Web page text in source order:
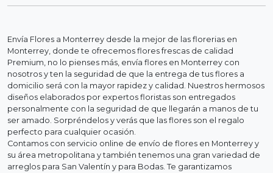
Envía Flores a Monterrey desde la mejor de las florerias en
Monterrey, donde te ofrecemos flores frescas de calidad
Premium, no lo pienses más, envía flores en Monterrey con
nosotros y ten la seguridad de que la entrega de tus flores a
domicilio será con la mayor rapidez y calidad. Nuestros hermosos
diseños elaborados por expertos floristas son entregados
personalmente con la seguridad de que llegarán a manos de tu
ser amado. Sorpréndelos y verás que las flores son el regalo
perfecto para cualquier ocasión.
Contamos con servicio online de envío de flores en Monterrey y
su área metropolitana y también tenemos una gran variedad de
arreglos para San Valentín y para Bodas. Te garantizamos